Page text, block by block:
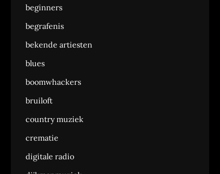
beginners
begrafenis
bekende artiesten
blues
boomwhackers
bruiloft
country muziek
crematie
digitale radio